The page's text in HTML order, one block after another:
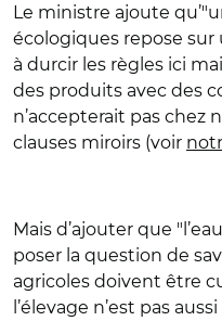
Le ministre ajoute
écologiques repose sur
à durcir les règles ici
des produits avec des
n’accepterait pas chez
clauses miroirs (voir
Mais d’ajouter que
poser la question de
agricoles doivent être
l’élevage n’est pas